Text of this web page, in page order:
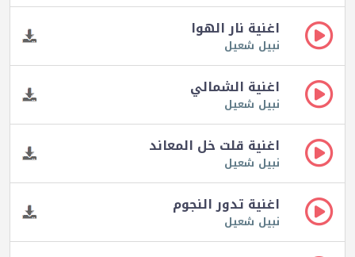
اغنية نار الهوا
نبيل شعيل
اغنية الشمالي
نبيل شعيل
اغنية قلت خل المعاند
نبيل شعيل
اغنية تدور النجوم
نبيل شعيل